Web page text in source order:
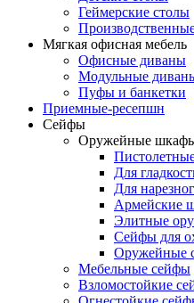
Геймерские столы
Мягкая офисная мебель
Офисные диваны
Модульные
Пуфы и банкетки
Приемные-ресепшн
Сейфы
Оружейные
Для
Для
Армейские
Элитные
Сейфы для
Оружейные
Мебельные сейфы
Взломостойкие